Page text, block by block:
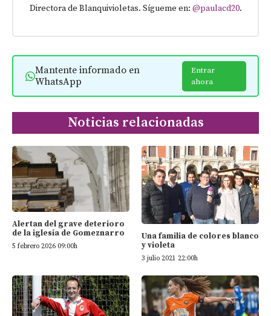
Directora de Blanquivioletas. Sígueme en: @paulacd20.
Mantente informado en
WhatsApp
Entrar
ahora
Noticias relacionadas
Alertan del grave deterioro
de la iglesia de Gomeznarro
5 febrero 2026 09:00h
Una familia de colores blanco
y violeta
3 julio 2021 22:00h